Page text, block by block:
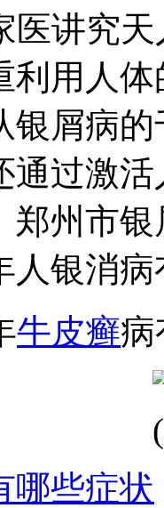
讲究天
利用人
银屑病
通过激
郑州市
人银消
牛皮癣病
哪些症状